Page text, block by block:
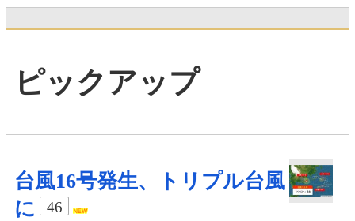
ピックアップ
台風16号発生、トリプル台風
に
46